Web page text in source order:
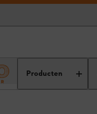
Producten